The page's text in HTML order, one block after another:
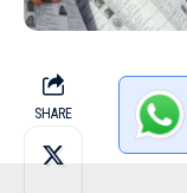
SHARE